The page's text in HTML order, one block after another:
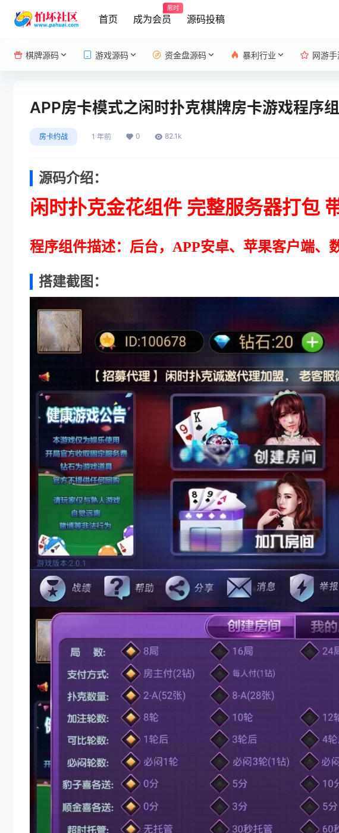
首页 成为会员
限时
源码投稿
棋牌源码 游戏源码 资金盘源码 暴利行业 网游手
APP房卡模式之闲时扑克棋牌房卡游戏程序
房卡约战 1 年前 0 82.1k
源码介绍：
闲时扑克金花组件 完整服务器打包
程序组件描述：后台，APP安卓、苹果客户端、
搭建截图：